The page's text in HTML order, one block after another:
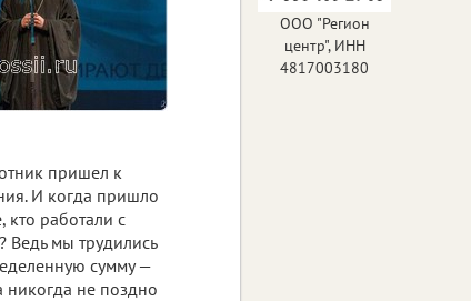
пришел к
И когда пришло
кто работали с
Ведь мы трудились
сумму —
никогда не поздно
ООО "Регион
центр", ИНН
4817003180